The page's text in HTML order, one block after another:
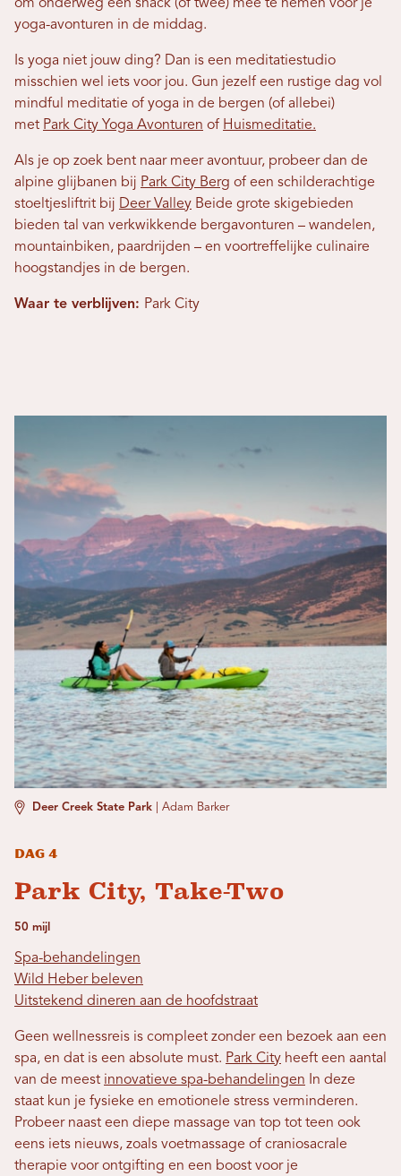
om onderweg een snack (of twee) mee te nemen voor je
yoga-avonturen in de middag.
Is yoga niet jouw ding? Dan is een meditatiestudio
misschien wel iets voor jou. Gun jezelf een rustige dag vol
mindful meditatie of yoga in de bergen (of allebei)
met Park City Yoga Avonturen of Huismeditatie.
Als je op zoek bent naar meer avontuur, probeer dan de
alpine glijbanen bij Park City Berg of een schilderachtige
stoeltjesliftrit bij Deer Valley Beide grote skigebieden
bieden tal van verkwikkende bergavonturen – wandelen,
mountainbiken, paardrijden – en voortreffelijke culinaire
hoogstandjes in de bergen.
Waar te verblijven: Park City
Deer Creek State Park Adam Barker
Dag 4
Park City, Take-Two
50 mijl
Spa-behandelingen
Wild Heber beleven
Uitstekend dineren aan de hoofdstraat
Geen wellnessreis is compleet zonder een bezoek aan een
spa, en dat is een absolute must. Park City heeft een aantal
van de meest innovatieve spa-behandelingen In deze
staat kun je fysieke en emotionele stress verminderen.
Probeer naast een diepe massage van top tot teen ook
eens iets nieuws, zoals voetmassage of craniosacrale
therapie voor ontgifting en een boost voor je